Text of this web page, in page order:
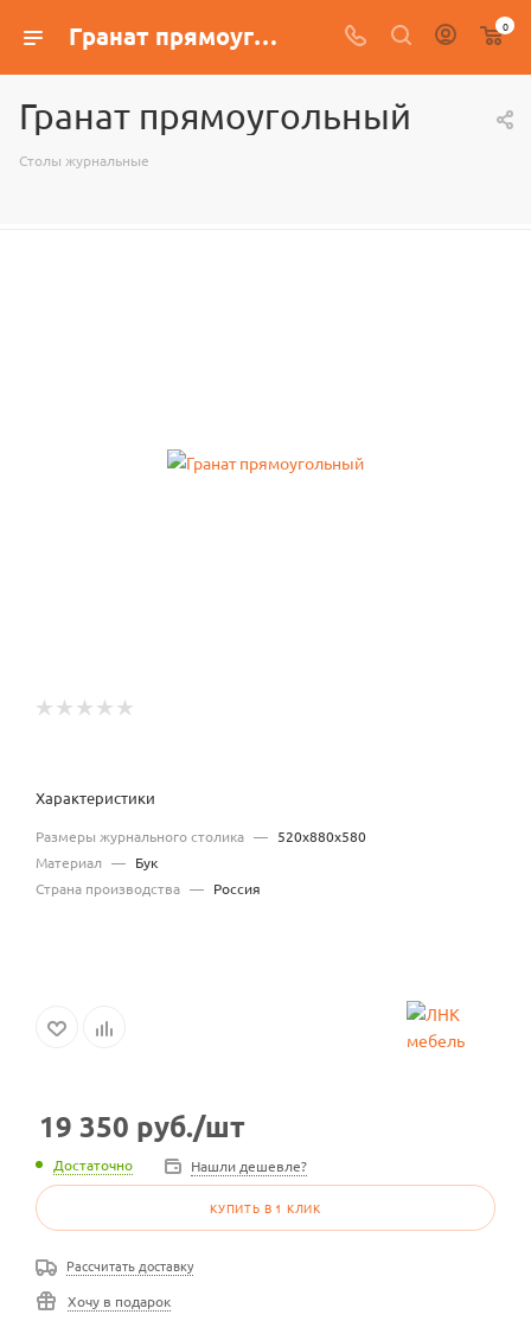
Гранат прямоугольный 0
Гранат прямоугольный
Столы журнальные
Характеристики
Размеры журнального столика — 520х880х580
Материал — Бук
Страна производства — Россия
19 350 руб./шт
Достаточно Нашли дешевле?
КУПИТЬ В 1 КЛИК
Рассчитать доставку
Хочу в подарок